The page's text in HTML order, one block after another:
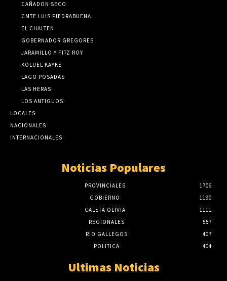
CAÑADON SECO
CMTE LUIS PIEDRABUENA
EL CHALTEN
GOBERNADOR GREGORES
JARAMILLO Y FITZ ROY
KOLUEL KAYKE
LAGO POSADAS
LAS HERAS
LOS ANTIGUOS
LOCALES
NACIONALES
INTERNACIONALES
Noticias Populares
PROVINCIALES
1706
GOBIERNO
1190
CALETA OLIVIA
1111
REGIONALES
557
RIO GALLEGOS
407
POLITICA
404
Ultimas Noticias